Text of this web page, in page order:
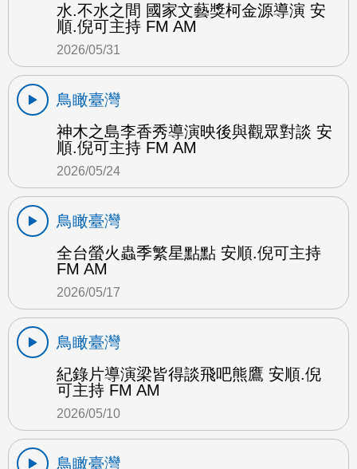
水.不水之間 國家文藝獎柯金源導演 安
順.倪可主持 FM AM
2026/05/31
鳥瞰臺灣
神木之島李香秀導演映後與觀眾對談 安
順.倪可主持 FM AM
2026/05/24
鳥瞰臺灣
全台螢火蟲季繁星點點 安順.倪可主持
FM AM
2026/05/17
鳥瞰臺灣
紀錄片導演梁皆得談飛吧熊鷹 安順.倪
可主持 FM AM
2026/05/10
鳥瞰臺灣